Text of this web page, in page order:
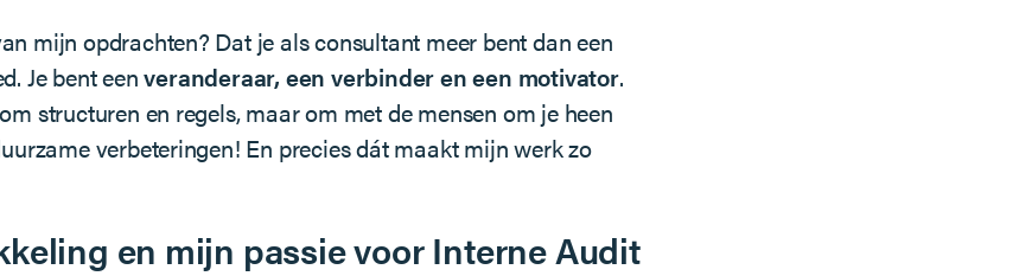
mijn opdrachten? Dat je als consultant meer bent dan een
Je bent eenveranderaar, een verbinder en een motivator.
structuren en regels, maar om met de mensen om je heen
verbeteringen! En precies dát maakt mijn werk zo
en mijn passie voor Interne Audit